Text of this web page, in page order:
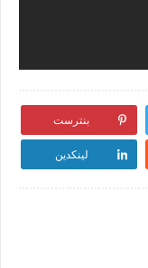
بنترست
لينكدين